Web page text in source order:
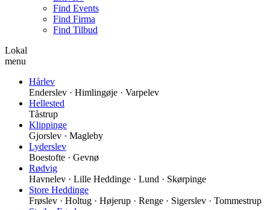
Find Events
Find Firma
Find Tilbud
Lokal
menu
Hårlev
Enderslev · Himlingøje · Varpelev
Hellested
Tåstrup
Klippinge
Gjorslev · Magleby
Lyderslev
Boestofte · Gevnø
Rødvig
Havnelev · Lille Heddinge · Lund · Skørpinge
Store Heddinge
Frøslev · Holtug · Højerup · Renge · Sigerslev · Tommestrup